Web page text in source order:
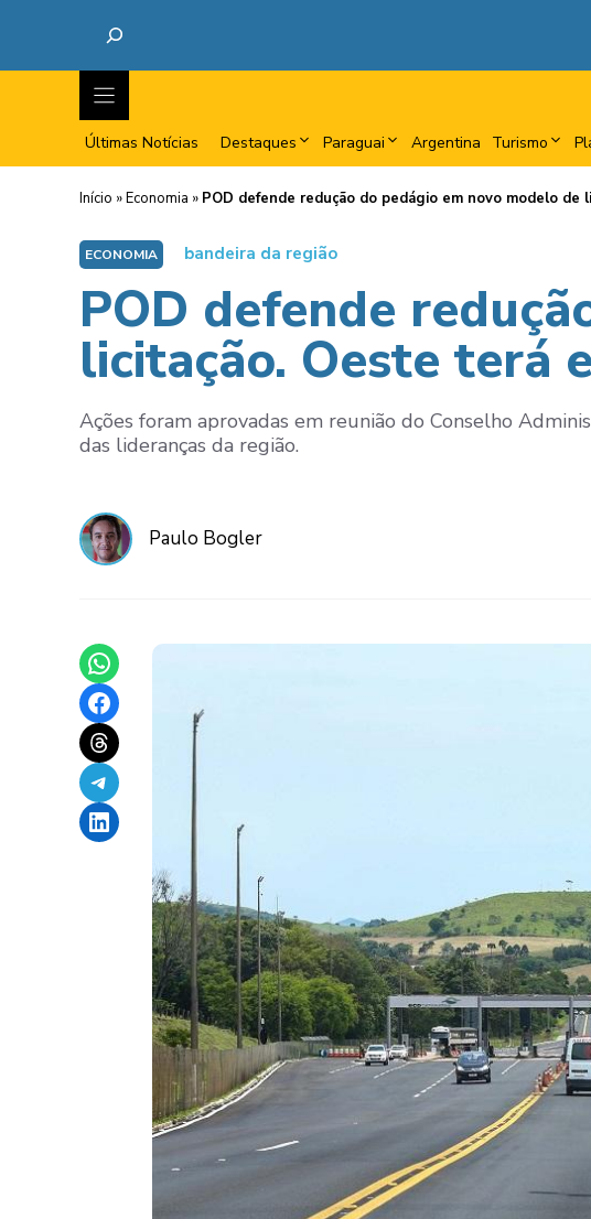
Últimas Notícias Destaques Paraguai Argentina Turismo
Início »Economia » POD defende redução do pedágio em novo modelo
ECONOMIA bandeira da região
POD defende
licitação. Oeste terá
Ações foram aprovadas em reunião do Conselho
das lideranças da região.
Paulo Bogler
Share on WhatsApp
Share on Facebook
Share on Threads
Share on Telegram
Share on LinkedIn